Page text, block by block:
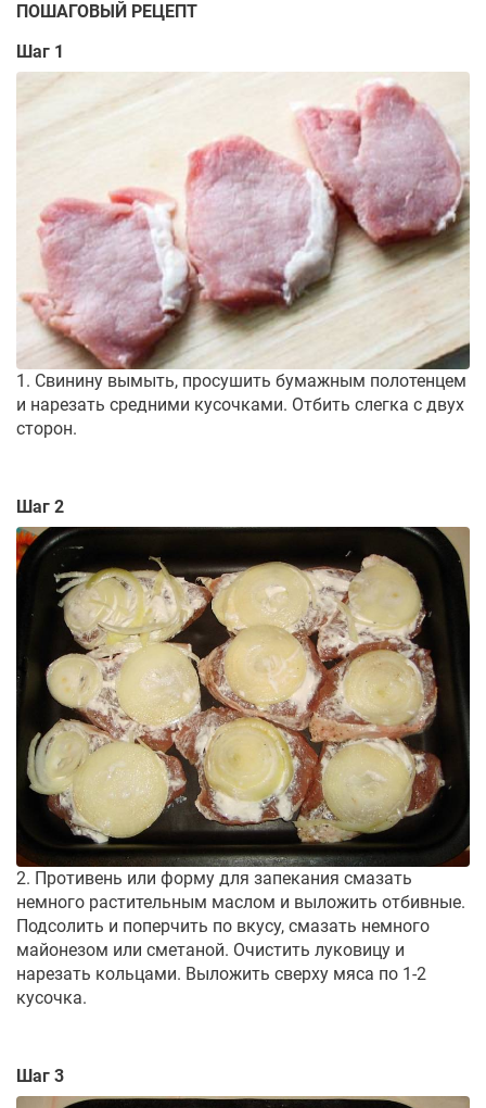
ПОШАГОВЫЙ РЕЦЕПТ
Шаг 1
1. Свинину вымыть, просушить бумажным полотенцем
и нарезать средними кусочками. Отбить слегка с двух
сторон.
Шаг 2
2. Противень или форму для запекания смазать
немного растительным маслом и выложить отбивные.
Подсолить и поперчить по вкусу, смазать немного
майонезом или сметаной. Очистить луковицу и
нарезать кольцами. Выложить сверху мяса по 1-2
кусочка.
Шаг 3